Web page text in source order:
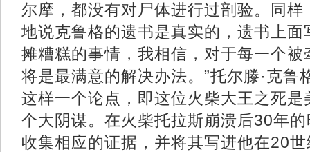
尔摩，都没有对尸体进行过剖验。同
地说克鲁格的遗书是真实的，遗书上面
摊糟糕的事情，我相信，对于每一个
将是最满意的解决办法。”托尔滕·克鲁
这样一个论点，即这位火柴大王之死
个大阴谋。在火柴托拉斯崩溃后30年
收集相应的证据，并将其写进他在20